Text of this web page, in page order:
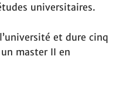
universitaires.
et dure cinq
master II en